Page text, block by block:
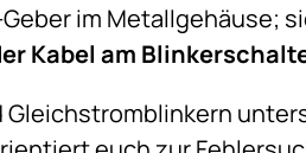
im Metallgehäuse;
Kabel am
Gleichstromblinkern